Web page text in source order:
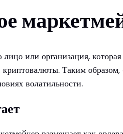
или организация,
Таким
волатильности.